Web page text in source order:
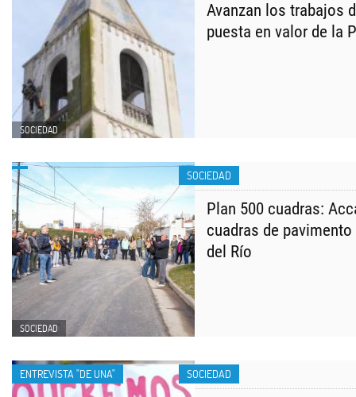
SOCIEDAD
Avanzan los trabajos
puesta en valor de la
SOCIEDAD
SOCIEDAD
Plan 500 cuadras:
cuadras de
del Río
SOCIEDAD
ENTREVISTA "DE UNA"